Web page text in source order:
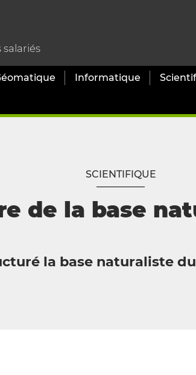
Informatique
SCIENTIFIQUE
de la base
la base naturaliste